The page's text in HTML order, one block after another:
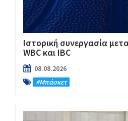
Ιστορική συνεργασία
WBC και IBC
08.08.2026
#Μπάσκετ